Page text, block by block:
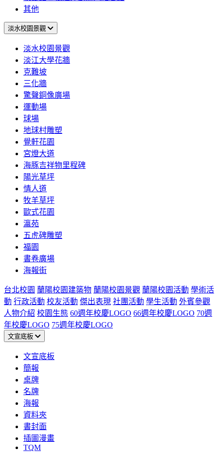
其他
淡水校園景觀
淡水校園景觀
淡江大學花牆
克難坡
三化牆
驚聲銅像廣場
運動場
球場
地球村雕塑
覺軒花園
宮燈大道
海豚吉祥物里程碑
陽光草坪
情人道
牧羊草坪
歐式花園
瀛苑
五虎碑雕塑
福園
書卷廣場
海報街
台北校園 蘭陽校園建築物 蘭陽校園景觀 蘭陽校園活動 學術活
動 行政活動 校友活動 傑出表現 社團活動 學生活動 外賓參觀
人物介紹 校園生態 60週年校慶LOGO 66週年校慶LOGO 70週
年校慶LOGO 75週年校慶LOGO
文宣底板
文宣底板
簡報
桌牌
名牌
海報
資料夾
書封面
插圖漫畫
TQM